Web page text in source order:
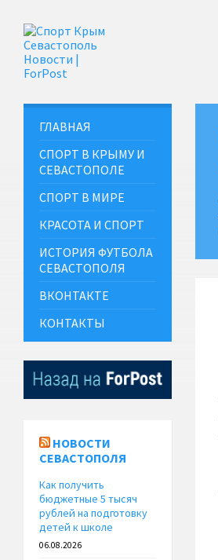
ГЛАВНАЯ
СПОРТ В КРЫМУ И
СЕВАСТОПОЛЕ
СПОРТ В МИРЕ
КРАСОТА И СПОРТ
ИСТОРИЯ ФУТБОЛА
СЕВАСТОПОЛЯ
ВКОНТАКТЕ
КОНТАКТЫ
НОВОСТИ
СЕВАСТОПОЛЯ
Как получить
бюджетные 5 тысяч
рублей на подготовку
детей к школе
06.08.2026